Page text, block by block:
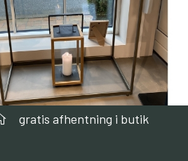
gratis afhentning i butik